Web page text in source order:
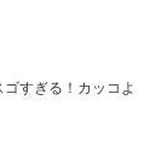
ゴすぎる！カッコよ